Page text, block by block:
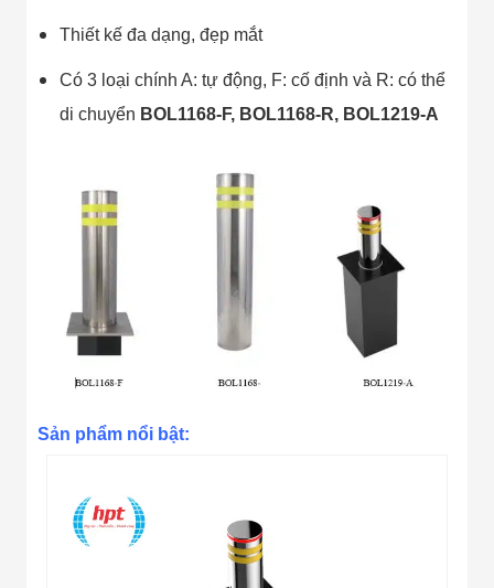
Thiết kế đa dạng, đẹp mắt
Có 3 loại chính A: tự động, F: cố định và R: có thể
di chuyển BOL1168-F, BOL1168-R, BOL1219-A
Sản phẩm nổi bật: